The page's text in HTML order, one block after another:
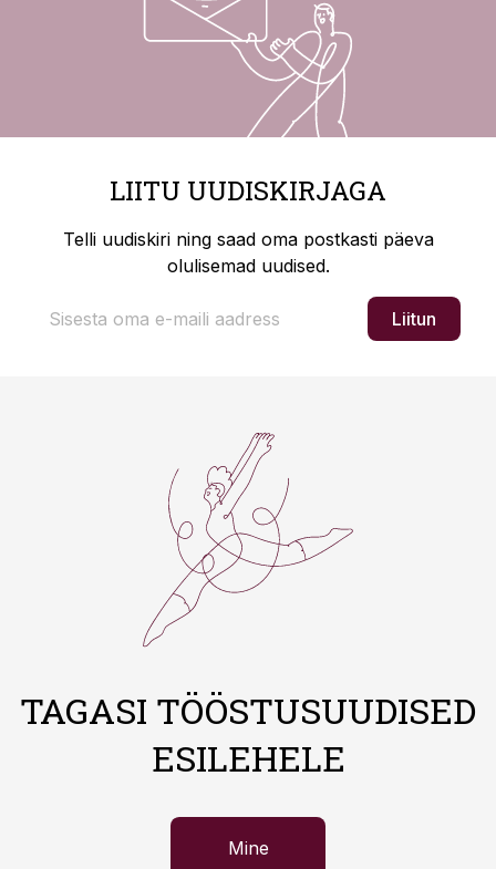
LIITU UUDISKIRJAGA
Telli uudiskiri ning saad oma postkasti päeva
olulisemad uudised.
Liitun
TAGASI TÖÖSTUSUUDISED
ESILEHELE
Mine